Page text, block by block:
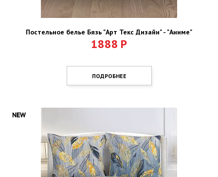
Постельное белье Бязь "Арт Текс Дизайн" - "Аниме"
1888 Р
ПОДРОБНЕЕ